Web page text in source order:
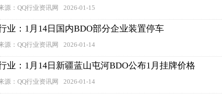
源：QQ行业资讯网 2026-01-15
业：1月14日国内BDO部分企业装置停车
源：QQ行业资讯网 2026-01-14
业：1月14日新疆蓝山屯河BDO公布1月挂牌价格
源：QQ行业资讯网 2026-01-14